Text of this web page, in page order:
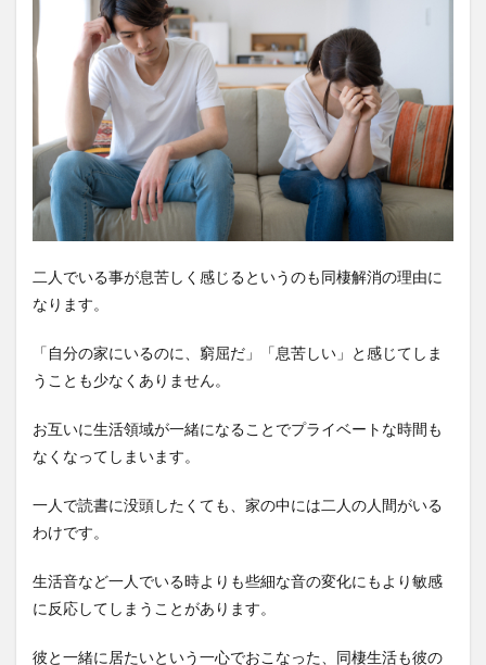
二人でいる事が息苦しく感じるというのも同棲解消の理由に
なります。
「自分の家にいるのに、窮屈だ」「息苦しい」と感じてしま
うことも少なくありません。
お互いに生活領域が一緒になることでプライベートな時間も
なくなってしまいます。
一人で読書に没頭したくても、家の中には二人の人間がいる
わけです。
生活音など一人でいる時よりも些細な音の変化にもより敏感
に反応してしまうことがあります。
彼と一緒に居たいという一心でおこなった、同棲生活も彼の